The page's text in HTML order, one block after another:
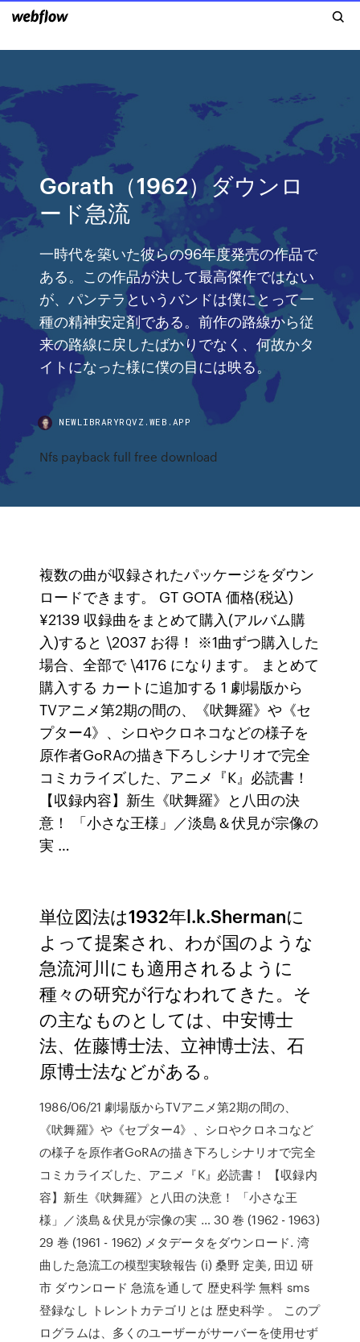
Gorath（1962）ダウンロ
ード急流
一時代を築いた彼らの96年度発売の作品で
ある。この作品が決して最高傑作ではない
が、パンテラというバンドは僕にとって一
種の精神安定剤である。前作の路線から従
来の路線に戻したばかりでなく、何故かタ
イトになった様に僕の目には映る。
NEWLIBRARYRQVZ.WEB.APP
Nfs payback full free download
複数の曲が収録されたパッケージをダウン
ロードできます。 GT GOTA 価格(税込)
¥2139 収録曲をまとめて購入(アルバム購
入)すると \2037 お得！ ※1曲ずつ購入した
場合、全部で \4176 になります。 まとめて
購入する カートに追加する 1 劇場版から
TVアニメ第2期の間の、《吠舞羅》や《セ
プター4》、シロやクロネコなどの様子を
原作者GoRAの描き下ろしシナリオで完全
コミカライズした、アニメ『K』必読書！
【収録内容】新生《吠舞羅》と八田の決
意！ 「小さな王様」／淡島＆伏見が宗像の
実 …
単位図法は1932年l.k.Shermanに
よって提案され、わが国のような
急流河川にも適用されるように
種々の研究が行なわれてきた。そ
の主なものとしては、中安博士
法、佐藤博士法、立神博士法、石
原博士法などがある。
1986/06/21 劇場版からTVアニメ第2期の間の、
《吠舞羅》や《セプター4》、シロやクロネコなど
の様子を原作者GoRAの描き下ろしシナリオで完全
コミカライズした、アニメ『K』必読書！ 【収録内
容】新生《吠舞羅》と八田の決意！ 「小さな王
様」／淡島＆伏見が宗像の実 … 30 巻 (1962 - 1963)
29 巻 (1961 - 1962) メタデータをダウンロード. 湾
曲した急流工の模型実験報告 (i) 桑野 定美, 田辺 研
市 ダウンロード 急流を通して 歴史科学 無料 sms
登録なし トレントカテゴリとは 歴史科学 。 このプ
ログラムは、多くのユーザーがサーバーを使用せず